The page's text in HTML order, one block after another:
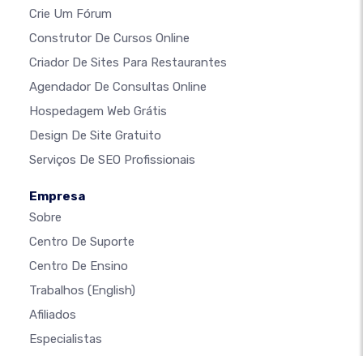
Crie Um Fórum
Construtor De Cursos Online
Criador De Sites Para Restaurantes
Agendador De Consultas Online
Hospedagem Web Grátis
Design De Site Gratuito
Serviços De SEO Profissionais
Empresa
Sobre
Centro De Suporte
Centro De Ensino
Trabalhos (English)
Afiliados
Especialistas